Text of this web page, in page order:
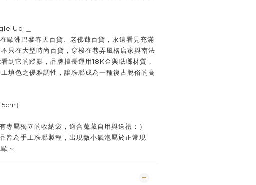
Up ＿
歐洲巴黎春天百貨、老佛爺百貨，永遠看見充滿
只在大型時尚百貨，穿梭在巷弄風格店家與南法
到它的蹤影，品牌擅長運用18K金與琺瑯材質，
填色之優雅調性，讓琺瑯成為一種復古脫俗的高
）
專屬獨立的收納袋，適合蒐藏自用與送禮：）
皆為手工琺瑯製程，出現微小氣泡屬於正常現
～